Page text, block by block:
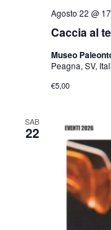
Caccia al
Agosto 22 @
Museo
Peagna, SV,
€5,00
SAB
22